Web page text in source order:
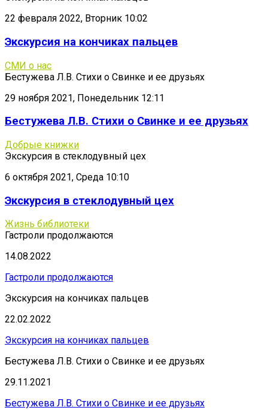
22 февраля 2022, Вторник 10:02
Экскурсия на кончиках пальцев
СМИ о нас
Бестужева Л.В. Стихи о Свинке и ее друзьях
29 ноября 2021, Понедельник 12:11
Бестужева Л.В. Стихи о Свинке и ее друзьях
Добрые книжки
Экскурсия в стеклодувный цех
6 октября 2021, Среда 10:10
Экскурсия в стеклодувный цех
Жизнь библиотеки
Гастроли продолжаются
14.08.2022
Гастроли продолжаются
Экскурсия на кончиках пальцев
22.02.2022
Экскурсия на кончиках пальцев
Бестужева Л.В. Стихи о Свинке и ее друзьях
29.11.2021
Бестужева Л.В. Стихи о Свинке и ее друзьях